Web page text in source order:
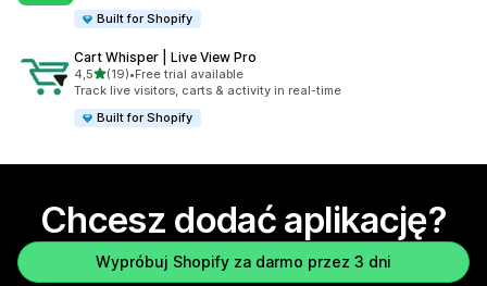
Built for Shopify
Cart Whisper | Live View Pro
4,5na 5 gwiazdek
(19)
Łączna liczba recenzji: 19
•Free trial available
Track live visitors, carts & activity in real-time
Built for Shopify
Chcesz dodać aplikację?
Wypróbuj Shopify za darmo przez 3 dni